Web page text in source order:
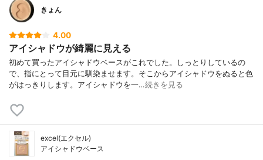
きょん
4.00
アイシャドウが綺麗に見える
初めて買ったアイシャドウベースがこれでした。しっとりしているの
で、指にとって目元に馴染ませます。そこからアイシャドウをぬると色
がはっきりします。アイシャドウを一…続きを見る
excel(エクセル)
アイシャドウベース